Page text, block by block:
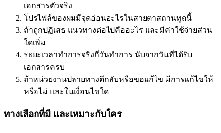
เอกสารตัวจริง
โปรไฟล์ของผมมีจุดอ่อนอะไรในสายตาสถานทูตนี้
ถ้าถูกปฏิเสธ แนวทางต่อไปคืออะไร และมีค่าใช้จ่ายส่วน
ใดเพิ่ม
ระยะเวลาทำการจริงกี่วันทำการ นับจากวันที่ได้รับ
เอกสารครบ
ถ้าหน่วยงานปลายทางตีกลับหรือขอแก้ไข มีการแก้ไขให้
หรือไม่ และในเงื่อนไขใด
ทางเลือกที่มี และเหมาะกับใคร